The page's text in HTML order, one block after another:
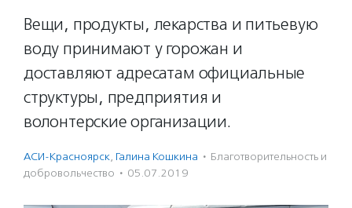
Вещи, продукты, лекарства и питьевую
воду принимают у горожан и
доставляют адресатам официальные
структуры, предприятия и
волонтерские организации.
АСИ-Красноярск, Галина Кошкина · Благотвори­тель­ность и
доброволь­чест­во · 05.07.2019